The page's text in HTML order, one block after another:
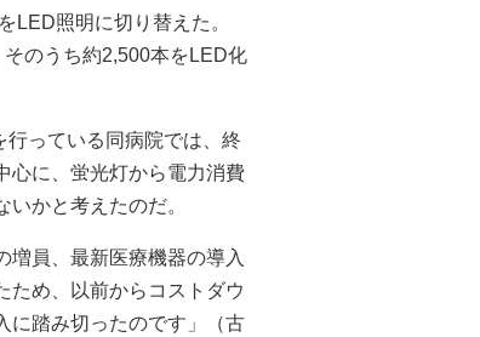
LED照明に切り替えた。
のうち約2,500本をLED化
っている同病院では、終
心に、蛍光灯から電力消費
かと考えたのだ。
増員、最新医療機器の導入
ため、以前からコストダウ
に踏み切ったのです」（古